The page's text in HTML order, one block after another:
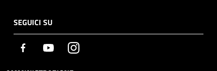
SEGUICI SU
Facebook YoutubeInstagram